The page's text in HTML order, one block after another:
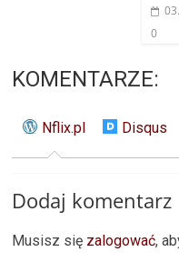
0
KOMENTARZE:
Nflix.pl Disqus
Dodaj komentarz
Musisz się zalogować,